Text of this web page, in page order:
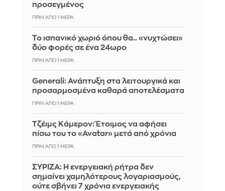
προσεγμένος
ΠΡΙΝ ΑΠΌ 1 ΜΈΡΑ
Το ισπανικό χωριό όπου θα.. «νυχτώσει»
δύο φορές σε ένα 24ωρο
ΠΡΙΝ ΑΠΌ 1 ΜΈΡΑ
Generali: Ανάπτυξη στα λειτουργικά και
προσαρμοσμένα καθαρά αποτελέσματα
ΠΡΙΝ ΑΠΌ 1 ΜΈΡΑ
Τζέιμς Κάμερον: Έτοιμος να αφήσει
πίσω του το «Avatar» μετά από χρόνια
ΠΡΙΝ ΑΠΌ 1 ΜΈΡΑ
ΣΥΡΙΖΑ: Η ενεργειακή ρήτρα δεν
σημαίνει χαμηλότερους λογαριασμούς,
ούτε σβήνει 7 χρόνια ενεργειακής